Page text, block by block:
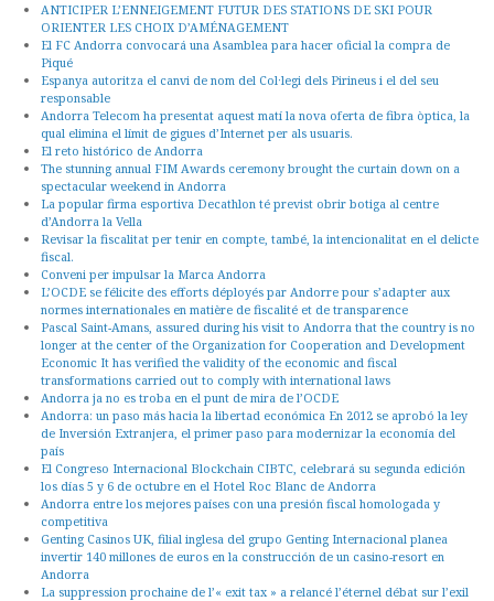
ANTICIPER L’ENNEIGEMENT FUTUR DES STATIONS DE SKI POUR
ORIENTER LES CHOIX D’AMÉNAGEMENT
El FC Andorra convocará una Asamblea para hacer oficial la compra de
Piqué
Espanya autoritza el canvi de nom del Col·legi dels Pirineus i el del seu
responsable
Andorra Telecom ha presentat aquest matí la nova oferta de fibra òptica, la
qual elimina el límit de gigues d’Internet per als usuaris.
El reto histórico de Andorra
The stunning annual FIM Awards ceremony brought the curtain down on a
spectacular weekend in Andorra
La popular firma esportiva Decathlon té previst obrir botiga al centre
d’Andorra la Vella
Revisar la fiscalitat per tenir en compte, també, la intencionalitat en el delicte
fiscal.
Conveni per impulsar la Marca Andorra
L’OCDE se félicite des efforts déployés par Andorre pour s’adapter aux
normes internationales en matière de fiscalité et de transparence
Pascal Saint-Amans, assured during his visit to Andorra that the country is no
longer at the center of the Organization for Cooperation and Development
Economic It has verified the validity of the economic and fiscal
transformations carried out to comply with international laws
Andorra ja no es troba en el punt de mira de l’OCDE
Andorra: un paso más hacia la libertad económica En 2012 se aprobó la ley
de Inversión Extranjera, el primer paso para modernizar la economía del
país
El Congreso Internacional Blockchain CIBTC, celebrará su segunda edición
los días 5 y 6 de octubre en el Hotel Roc Blanc de Andorra
Andorra entre los mejores países con una presión fiscal homologada y
competitiva
Genting Casinos UK, filial inglesa del grupo Genting Internacional planea
invertir 140 millones de euros en la construcción de un casino-resort en
Andorra
La suppression prochaine de l’« exit tax » a relancé l’éternel débat sur l’exil